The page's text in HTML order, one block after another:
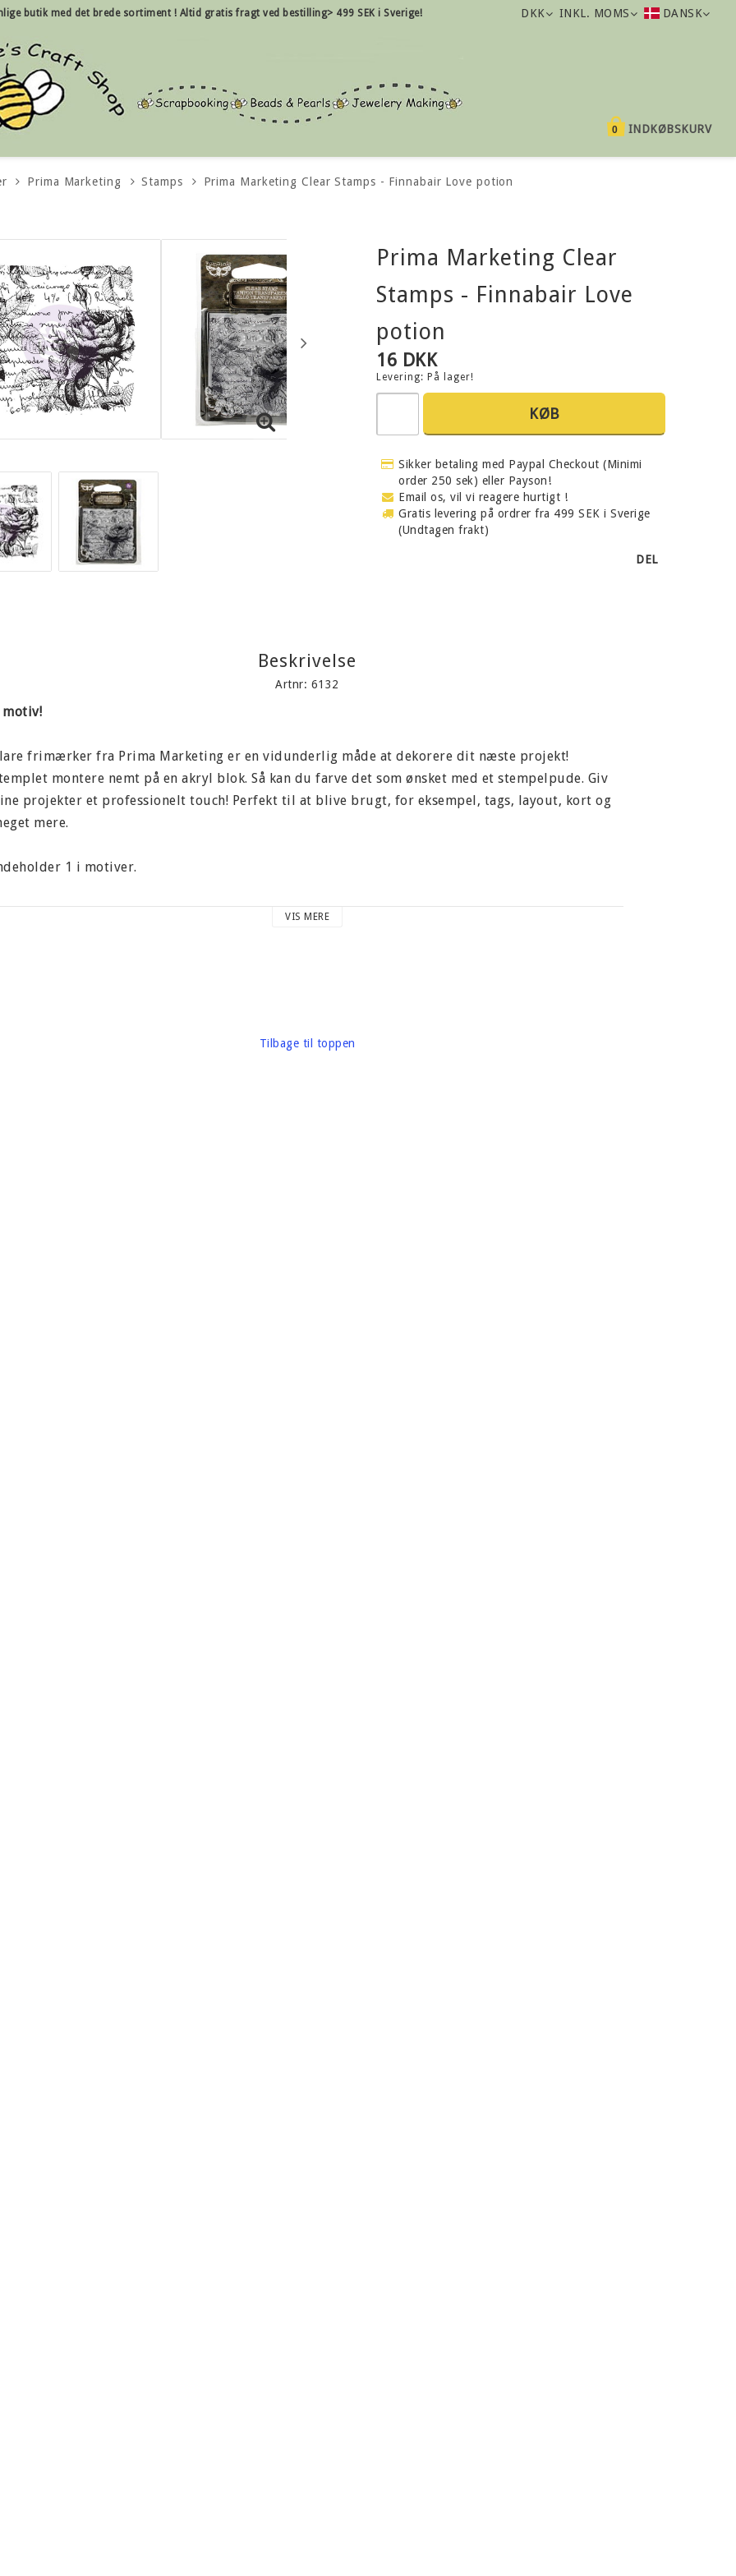
butik med det brede sortiment ! Altid gratis fragt ved bestilling> 499 SEK i Sverige! DKK INKL. MOMS DANSK
INDKØBSKURV
0
Prima Marketing Stamps Prima Marketing Clear Stamps - Finnabair Love potion
Prima Marketing Clear
Stamps - Finnabair Love
potion
16 DKK
Levering: På lager!
KØB
Sikker betaling med Paypal Checkout (Minimi
order 250 sek) eller Payson!
Email os, vil vi reagere hurtigt !
Gratis levering på ordrer fra 499 SEK i Sverige
(Undtagen frakt)
DEL
Beskrivelse
Artnr: 6132
motiv!
frimærker fra Prima Marketing er en vidunderlig måde at dekorere dit næste projekt!
montere nemt på en akryl blok. Så kan du farve det som ønsket med et stempelpude. Giv
projekter et professionelt touch! Perfekt til at blive brugt, for eksempel, tags, layout, kort og
mere.
1 i motiver.
motivstørrelse 60 x 60 mm. VIS MERE
Tilbage til toppen